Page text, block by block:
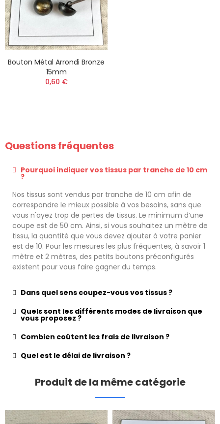
Bouton Métal Arrondi Bronze
15mm
0,60 €
Questions fréquentes
Pourquoi indiquer vos tissus par tranche de 10 cm
?
Nos tissus sont vendus par tranche de 10 cm afin de
correspondre le mieux possible à vos besoins, sans que
vous n'ayez trop de pertes de tissus. Le minimum d’une
coupe est de 50 cm. Ainsi, si vous souhaitez un mètre de
tissu, la quantité que vous devez ajouter à votre panier
est de 10. Pour les mesures les plus fréquentes, à savoir 1
mètre et 2 mètres, des petits boutons préconfigurés
existent pour vous faire gagner du temps.
Dans quel sens coupez-vous vos tissus ?
Quels sont les différents modes de livraison que
vous proposez ?
Combien coûtent les frais de livraison ?
Quel est le délai de livraison ?
Produit de la même catégorie